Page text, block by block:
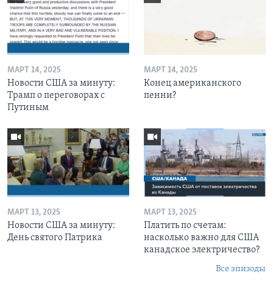
МАРТ 14, 2025
Новости США за минуту:
Трамп о переговорах с
Путиным
МАРТ 14, 2025
Конец американского
пенни?
МАРТ 13, 2025
Новости США за минуту:
День святого Патрика
МАРТ 13, 2025
Платить по счетам:
насколько важно для США
канадское электричество?
Все эпизоды